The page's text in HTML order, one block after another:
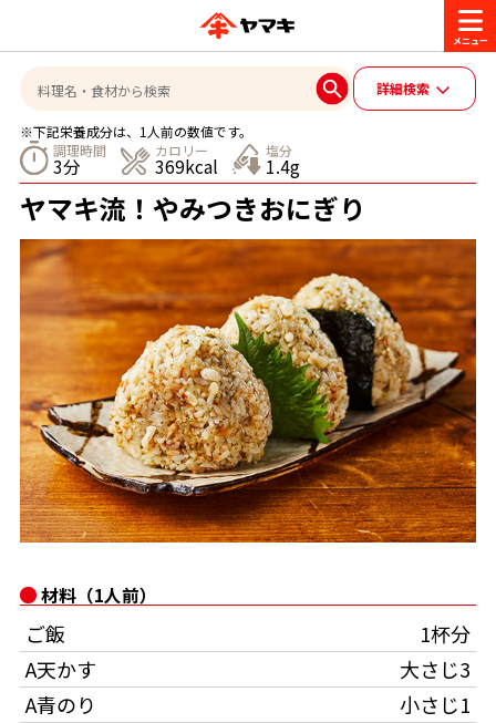
商品情報
ブランド一覧
ヤマキ『めんつゆ』 ヤマキ 割烹白だし
旨さ、別格。だし屋の鍋 韓福善シリーズ
レシピ
おいしいレシピを探す
おいしいレシピトップ
主食レシピ
主菜レシピ
汁物レシピ
おいしいレシピを商品から探す
かつお節・だしを楽しむ
かつお節・だしを知る
だしの取り方
かつお節の削り方
かつお節・だしをもっと知る
かつお節・だしを楽しむ
CM・キャンペーン
キャンペーン一覧
企業・採用情報
企業情報
- 百年対話
採用情報
- ジョブリターン制
お問い合わせ
ヤマキお客様相談室
オンラインショップ
Global
詳細検索
※下記栄養成分は、1人前の数値です。
調理時間
3分
カロリー
369kcal
塩分
1.4g
ヤマキ流！やみつきおにぎり
材料（1人前）
ご飯
1杯分
A天かす
大さじ3
A青のり
小さじ1